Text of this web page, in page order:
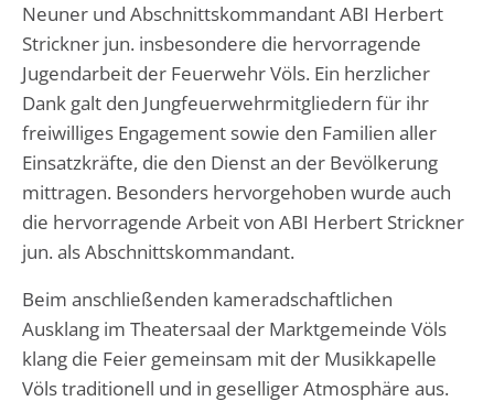
Neuner und Abschnittskommandant ABI Herbert
Strickner jun. insbesondere die hervorragende
Jugendarbeit der Feuerwehr Völs. Ein herzlicher
Dank galt den Jungfeuerwehrmitgliedern für ihr
freiwilliges Engagement sowie den Familien aller
Einsatzkräfte, die den Dienst an der Bevölkerung
mittragen. Besonders hervorgehoben wurde auch
die hervorragende Arbeit von ABI Herbert Strickner
jun. als Abschnittskommandant.
Beim anschließenden kameradschaftlichen
Ausklang im Theatersaal der Marktgemeinde Völs
klang die Feier gemeinsam mit der Musikkapelle
Völs traditionell und in geselliger Atmosphäre aus.